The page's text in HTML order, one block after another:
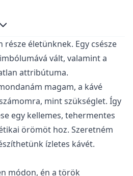
része életünknek. Egy csésze
vált, valamint a
attribútuma.
magam, a kávé
mint szükséglet. Így
egy kellemes, tehermentes
örömöt hoz. Szeretném
ízletes kávét.
módon, én a török